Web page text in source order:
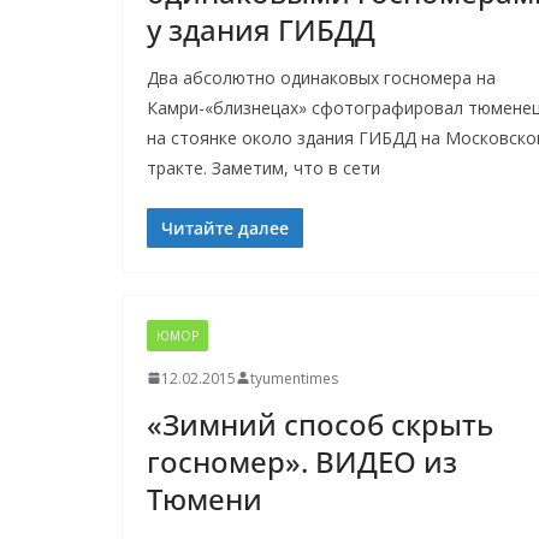
у здания ГИБДД
Два абсолютно одинаковых госномера на
Камри-«близнецах» сфотографировал
на стоянке около здания ГИБДД на
тракте. Заметим, что в сети
Читайте далее
ЮМОР
12.02.2015 tyumentimes
«Зимний способ скрыть
госномер». ВИДЕО из
Тюмени